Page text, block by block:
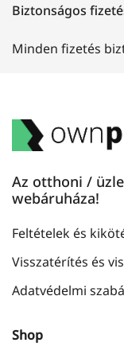
Biztonságos
Minden fizetés
Az otthoni /
webáruháza!
Feltételek és
Visszatérítés és
Adatvédelmi
Shop